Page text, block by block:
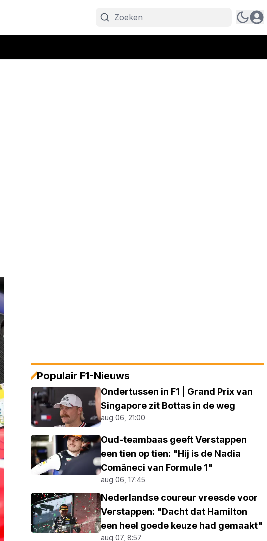
Populair F1-Nieuws
Ondertussen in F1 | Grand Prix van
Singapore zit Bottas in de weg
aug 06, 21:00
Oud-teambaas geeft Verstappen
een tien op tien: "Hij is de Nadia
Comăneci van Formule 1"
aug 06, 17:45
Nederlandse coureur vreesde voor
Verstappen: "Dacht dat Hamilton
een heel goede keuze had gemaakt"
aug 07, 8:57